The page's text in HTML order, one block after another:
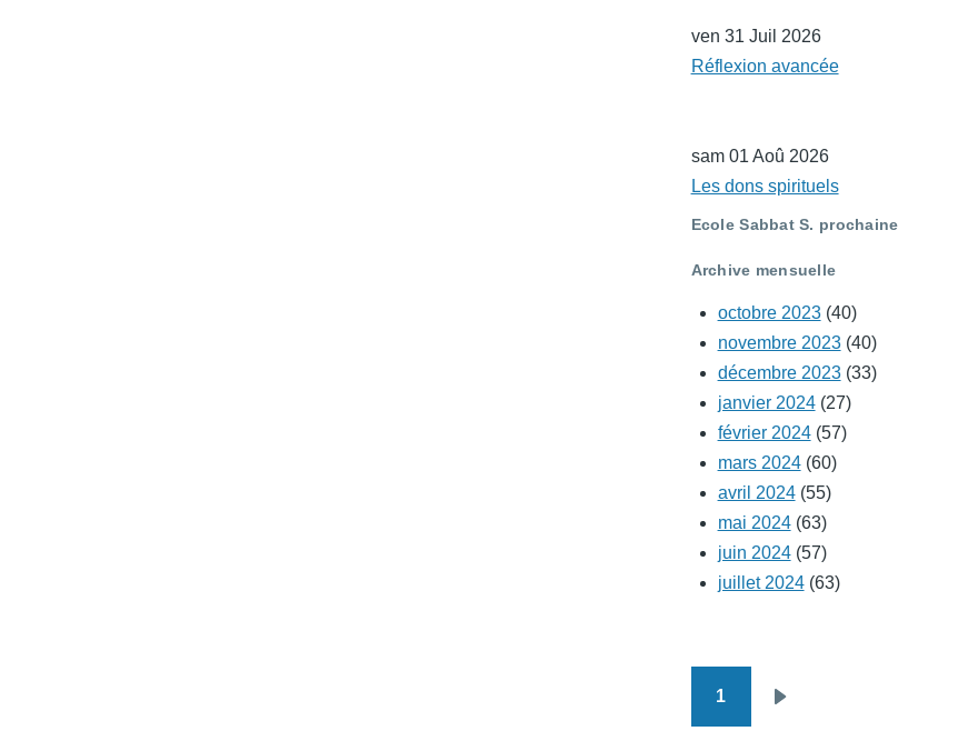
ven 31 Juil 2026
Réflexion avancée
sam 01 Aoû 2026
Les dons spirituels
Ecole Sabbat S. prochaine
Archive mensuelle
octobre 2023(40)
novembre 2023(40)
décembre 2023(33)
janvier 2024(27)
février 2024(57)
mars 2024(60)
avril 2024(55)
mai 2024(63)
juin 2024(57)
juillet 2024(63)
Pagination
1